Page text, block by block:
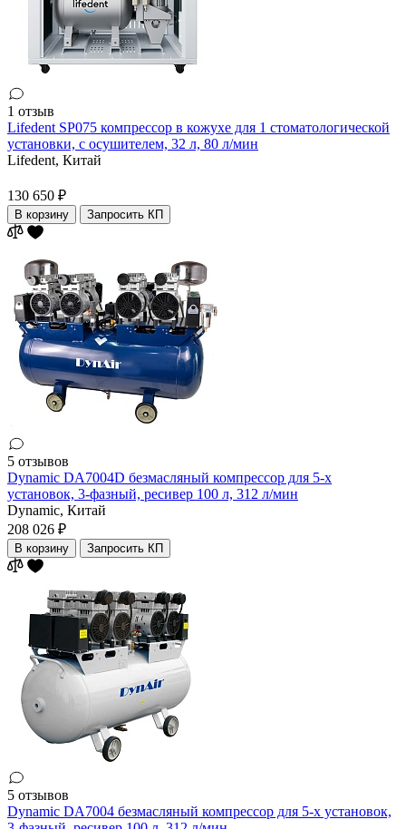
1 отзыв
Lifedent SP075 компрессор в кожухе для 1 стоматологической
установки, с осушителем, 32 л, 80 л/мин
Lifedent, Китай
130 650 ₽
В корзину Запросить КП
5 отзывов
Dynamic DA7004D безмасляный компрессор для 5-х
установок, 3-фазный, ресивер 100 л, 312 л/мин
Dynamic, Китай
208 026 ₽
В корзину Запросить КП
5 отзывов
Dynamic DA7004 безмасляный компрессор для 5-х установок,